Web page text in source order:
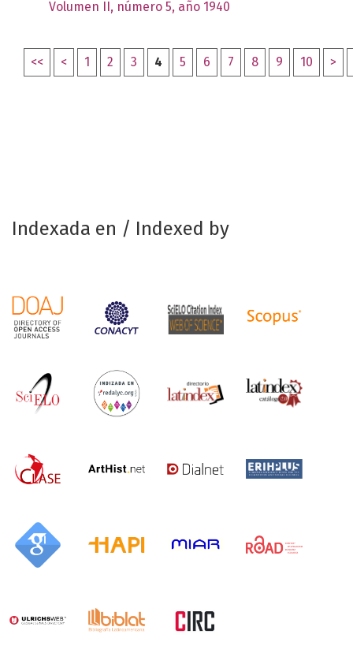
Volumen II, número 5, año 1940
<< < 1 2 3 4 5 6 7 8 9 10 >
Indexada en / Indexed by